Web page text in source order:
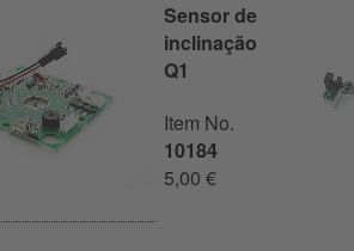
Sensor de
inclinação
Q1
Item No.
10184
5,00 €